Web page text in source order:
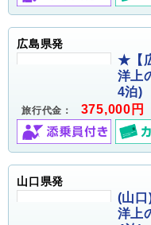
広島県発
★【
洋上
4泊)
旅行代金： 375,000円
山口県発
(山
洋上